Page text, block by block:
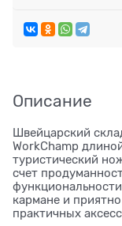
Описание
Швейцарский
WorkChamp
туристический
счет
кармане и
практичных